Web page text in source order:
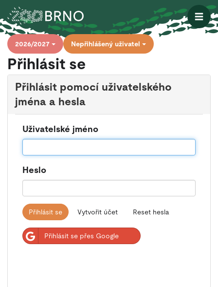
2026/2027 Nepřihlášený uživatel
Otevřít
Přihlásit se
Přihlásit pomocí uživatelského
jména a hesla
Uživatelské jméno
Heslo
Přihlásit se Vytvořit účet Reset hesla
Přihlásit se přes Google